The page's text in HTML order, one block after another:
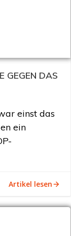
GEGEN DAS
einst das
ein
Artikel lesen